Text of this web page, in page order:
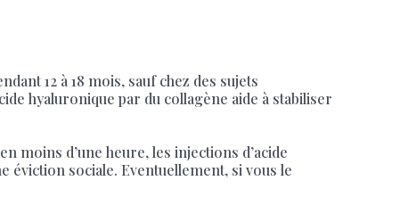
12 à 18 mois, sauf chez des sujets
hyaluronique par du collagène aide à stabiliser
moins d’une heure, les injections d’acide
éviction sociale. Eventuellement, si vous le